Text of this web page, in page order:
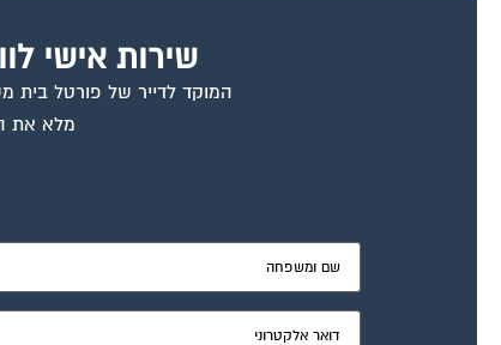
שירות אישי
המוקד לדייר של פורטל בית
מלא את